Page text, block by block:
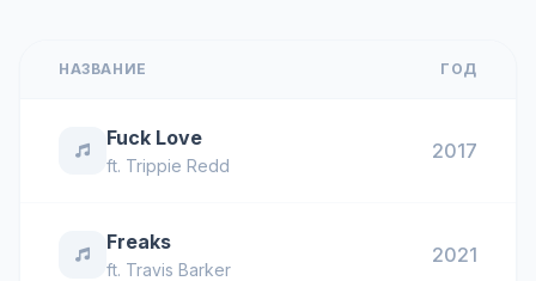
НАЗВАНИЕ ГОД
Fuck Love
ft. Trippie Redd
2017
Freaks
ft. Travis Barker
2021